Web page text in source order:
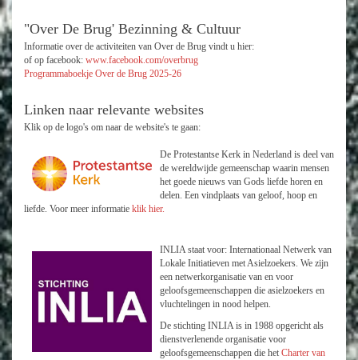
"Over De Brug' Bezinning & Cultuur
Informatie over de activiteiten van Over de Brug vindt u hier:
of op facebook: www.facebook.com/overbrug
Programmaboekje Over de Brug 2025-26
Linken naar relevante websites
Klik op de logo's om naar de website's te gaan:
De Protestantse Kerk in Nederland is deel van
de wereldwijde gemeenschap waarin mensen
het goede nieuws van Gods liefde horen en
delen. Een vindplaats van geloof, hoop en
liefde. Voor meer informatie klik hier.
INLIA staat voor: Internationaal Netwerk van
Lokale Initiatieven met Asielzoekers. We zijn
een netwerkorganisatie van en voor
geloofsgemeenschappen die asielzoekers en
vluchtelingen in nood helpen.
De stichting INLIA is in 1988 opgericht als
dienstverlenende organisatie voor
geloofsgemeenschappen die het Charter van